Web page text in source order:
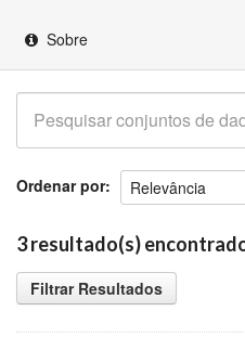
Sobre
Ordenar por
3 resultado(s)
Filtrar Resultados